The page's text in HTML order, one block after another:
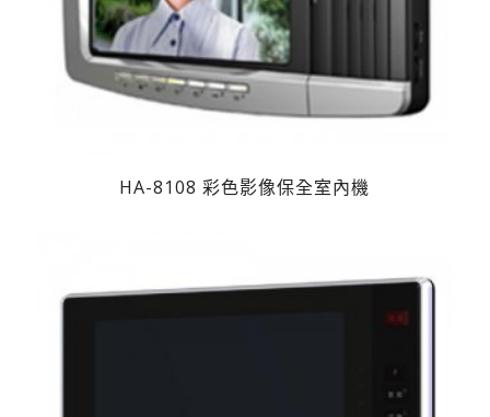
HA-8108 彩色影像保全室內機